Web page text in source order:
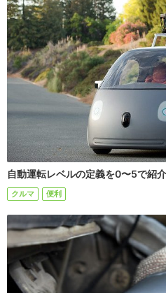
自動運転レベルの定義を0〜5で紹
クルマ 便利